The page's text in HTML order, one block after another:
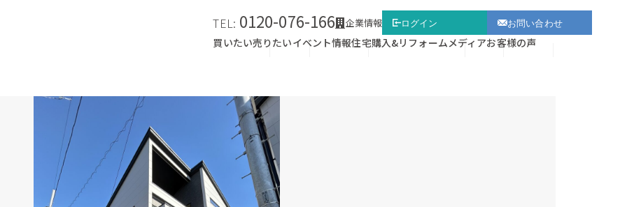
TEL: 0120-076-166 企業情報 ログイン お問い合わせ
買いたい売りたいイベント情報住宅購入&リフォームメディアお客様の声